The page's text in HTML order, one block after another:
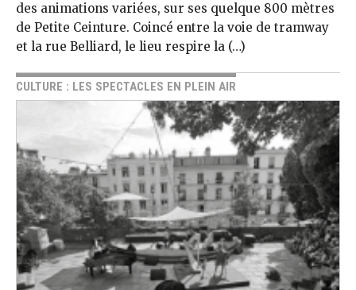
des animations variées, sur ses quelque 800 mètres
de Petite Ceinture. Coincé entre la voie de tramway
et la rue Belliard, le lieu respire la (…)
CULTURE : LES SPECTACLES EN PLEIN AIR